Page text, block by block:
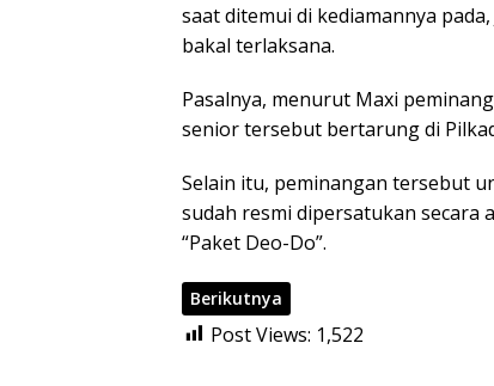
saat ditemui di kediamannya
bakal terlaksana.
Pasalnya, menurut Maxi
senior tersebut bertarung di
Selain itu, peminangan tersebut
sudah resmi dipersatukan secara
“Paket Deo-Do”.
Berikutnya
Post Views: 1,522